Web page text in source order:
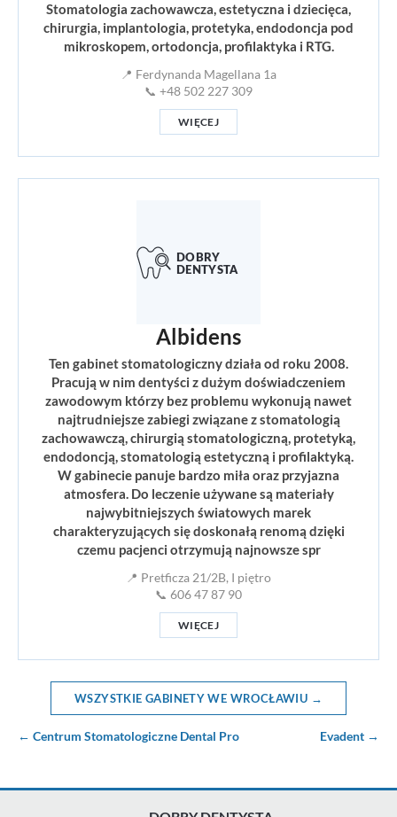
Stomatologia zachowawcza, estetyczna i dziecięca,
chirurgia, implantologia, protetyka, endodoncja pod
mikroskopem, ortodoncja, profilaktyka i RTG.
📍 Ferdynanda Magellana 1a
📞 +48 502 227 309
WIĘCEJ
Albidens
Ten gabinet stomatologiczny działa od roku 2008.
Pracują w nim dentyści z dużym doświadczeniem
zawodowym którzy bez problemu wykonują nawet
najtrudniejsze zabiegi związane z stomatologią
zachowawczą, chirurgią stomatologiczną, protetyką,
endodoncją, stomatologią estetyczną i profilaktyką.
W gabinecie panuje bardzo miła oraz przyjazna
atmosfera. Do leczenie używane są materiały
najwybitniejszych światowych marek
charakteryzujących się doskonałą renomą dzięki
czemu pacjenci otrzymują najnowsze spr
📍 Pretficza 21/2B, I piętro
📞 606 47 87 90
WIĘCEJ
WSZYSTKIE GABINETY WE WROCŁAWIU →
← Centrum Stomatologiczne Dental Pro Evadent →